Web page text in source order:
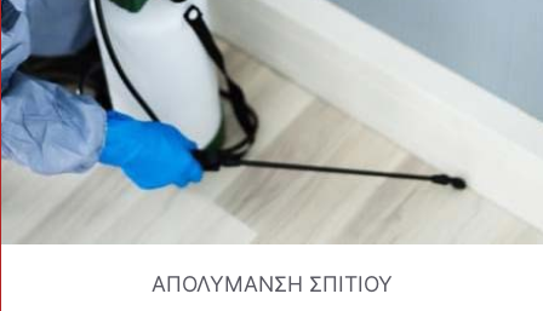
ΑΠΟΛΥΜΑΝΣΗ ΣΠΙΤΙΟΥ